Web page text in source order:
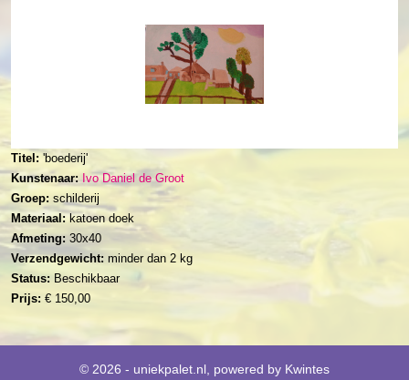
Titel: 'boederij'
Kunstenaar: Ivo Daniel de Groot
Groep: schilderij
Materiaal: katoen doek
Afmeting: 30x40
Verzendgewicht: minder dan 2 kg
Status: Beschikbaar
Prijs: € 150,00
© 2026 - uniekpalet.nl, powered by Kwintes